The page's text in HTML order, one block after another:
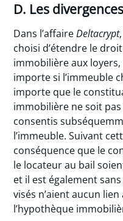
D. Les
Dans l’affaireDeltacrypt
choisi d’étendre le
immobilière aux
importe si l’immeuble
importe que le
immobilière ne soit
consentis
l’immeuble. Suivant
conséquence que le
le locateur au bail
et il est également
visés n’aient aucun
l’hypothèque